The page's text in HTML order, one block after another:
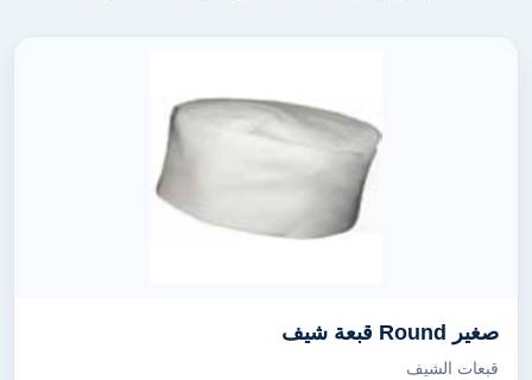
صغير Round قبعة شيف
قبعات الشيف